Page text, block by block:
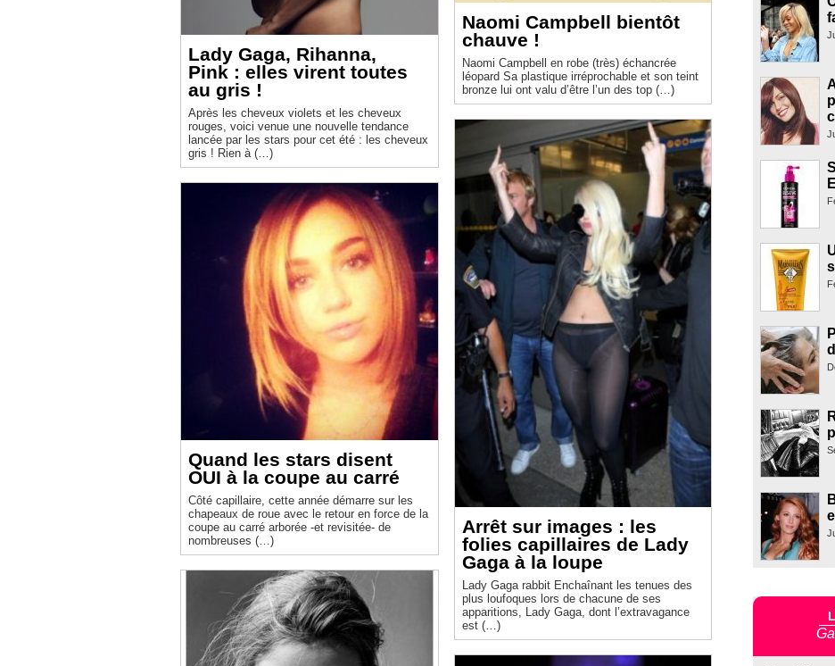
Lady Gaga, Rihanna,
Pink : elles virent toutes
au gris !
Après les cheveux violets et les cheveux
rouges, voici venue une nouvelle tendance
lancée par les stars pour cet été : les cheveux
gris ! Rien à (…)
Quand les stars disent
OUI à la coupe au carré
Côté capillaire, cette année démarre sur les
chapeaux de roue avec le retour en force de la
coupe au carré arborée -et revisitée- de
nombreuses (…)
Naomi Campbell bientôt
chauve !
Naomi Campbell en robe (très) échancrée
léopard Sa plastique irréprochable et son teint
bronze lui ont valu d’être l’un des top (…)
Arrêt sur images : les
folies capillaires de Lady
Gaga à la loupe
Lady Gaga rabbit Enchaînant les tenues des
plus loufoques lors de chacune de ses
apparitions, Lady Gaga, dont l’extravagance
est (…)